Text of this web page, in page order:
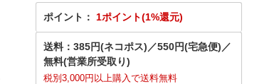
ポイント： 1ポイント(1%還元)
送料： 385円(ネコポス) ／550円(宅急便) ／
無料(営業所受取り)
税別3,000円以上購入で送料無料